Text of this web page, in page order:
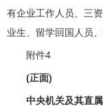
有企业工作人员、三
业生、留学回国人员
附件4
(正面)
中央机关及其直